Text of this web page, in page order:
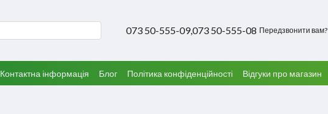
073 50-555-09,073 50-555-08 Передзвонити вам?
Контактна інформація Блог Політика конфіденційності Відгуки про магазин